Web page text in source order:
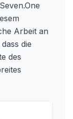
Arbeit an
die
des